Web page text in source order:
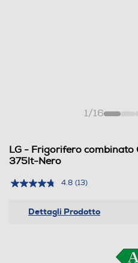
1/16
LG - Frigorifero combinato
375lt-Nero
4.8 (13)
Dettagli Prodotto